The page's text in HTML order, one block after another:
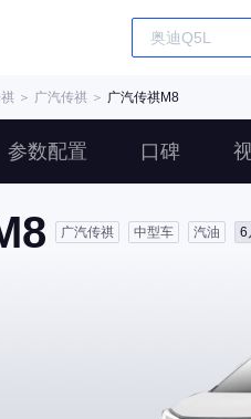
＞ 广汽传祺 ＞ 广汽传祺M8
参数配置 口碑
广汽传祺 中型车 汽油 6